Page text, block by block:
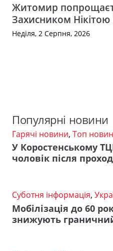
Житомир
Захисником
Неділя, 2 Серпня, 2026
Популярні новини
Гарячі новини, Топ
У Коростенському
чоловік після
Суботня інформація,
Мобілізація до 60
знижують